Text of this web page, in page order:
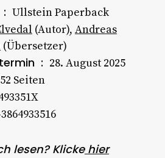
Herausgeber ‏ : ‎ Ullstein Paperback
(Autor), Andreas
(Übersetzer)
Erscheinungstermin ‏ : ‎ 28. August 2025
Seiten
lesen? Klickehier